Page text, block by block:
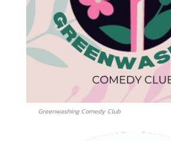
Greenwashing Comedy Club